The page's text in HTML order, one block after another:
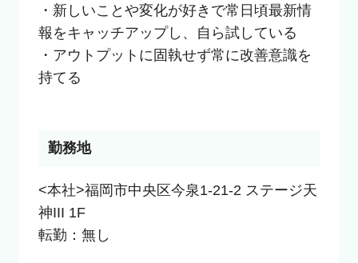
・新しいことや変化が好きで常日頃最新情
報をキャッチアップし、自ら試している
・アウトプットに固執せず常に改善意識を
持てる
勤務地
<本社>福岡市中央区今泉1-21-2 ステージ天
神III 1F
転勤：無し